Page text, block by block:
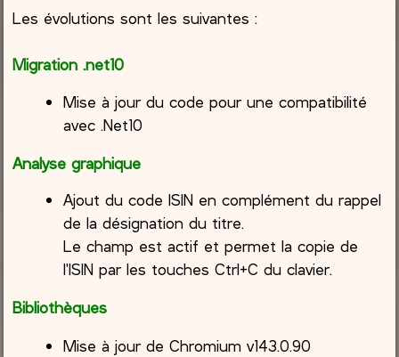
Les évolutions sont les suivantes :
Migration .net10
Mise à jour du code pour une compatibilité
avec .Net10
Analyse graphique
Ajout du code ISIN en complément du rappel
de la désignation du titre.
Le champ est actif et permet la copie de
l'ISIN par les touches Ctrl+C du clavier.
Bibliothèques
Mise à jour de Chromium v143.0.90